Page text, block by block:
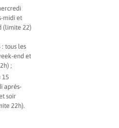
midi et
(limite 22)
tous les
end et
;
15
après-
soir
22h).